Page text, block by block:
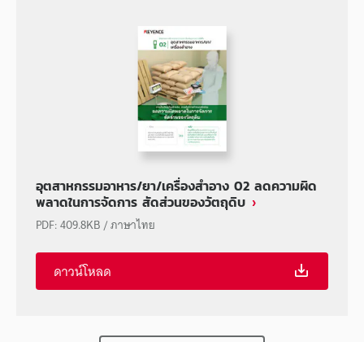
อุตสาหกรรมอาหาร/ยา/เครื่องสำอาง 02 ลดความผิด
พลาดในการจัดการ สัดส่วนของวัตถุดิบ
PDF:409.8KB/ภาษาไทย
ดาวน์โหลด